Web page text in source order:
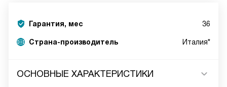
Гарантия, мес 36
Страна-производитель Италия*
ОСНОВНЫЕ ХАРАКТЕРИСТИКИ